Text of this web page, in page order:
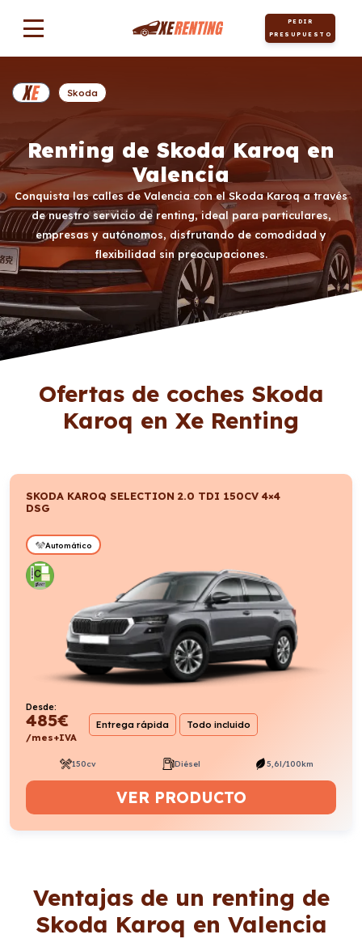
PEDIR
PRESUPUESTO
Renting de Skoda Karoq en
Valencia
Conquista las calles de Valencia con el Skoda Karoq a través
de nuestro servicio de renting, ideal para particulares,
empresas y autónomos, disfrutando de comodidad y
flexibilidad sin preocupaciones.
Skoda
Ofertas de coches Skoda
Karoq en Xe Renting
SKODA KAROQ SELECTION 2.0 TDI 150CV 4×4
DSG
Automático
Desde:
485€
/mes+IVA
Entrega rápida Todo incluido
150cv Diésel 5,6l/100km
VER PRODUCTO
Ventajas de un renting de
Skoda Karoq en Valencia